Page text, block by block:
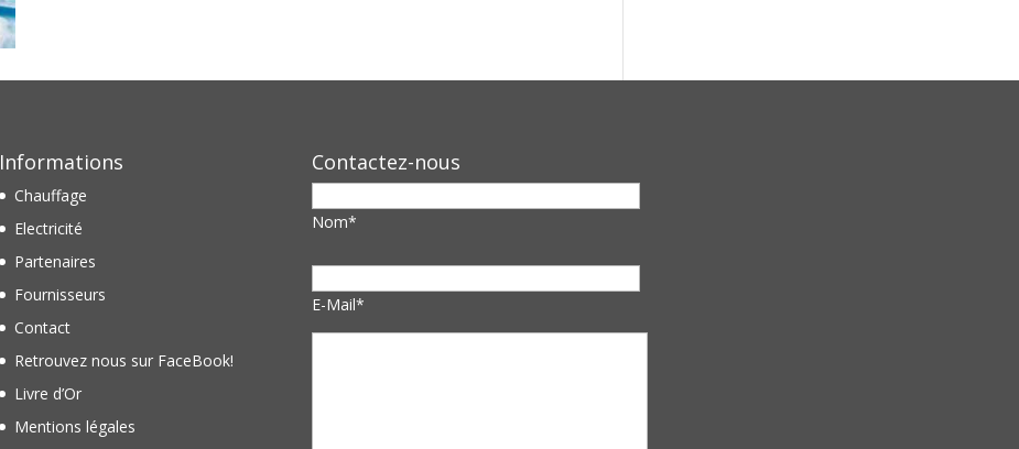
Informations
Chauffage
Electricité
Partenaires
Fournisseurs
Contact
Retrouvez nous sur FaceBook!
Livre d’Or
Mentions légales
Contactez-nous
Nom*
E-Mail*